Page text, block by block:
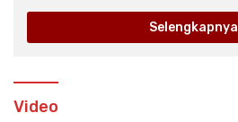
Selengkapnya
Video